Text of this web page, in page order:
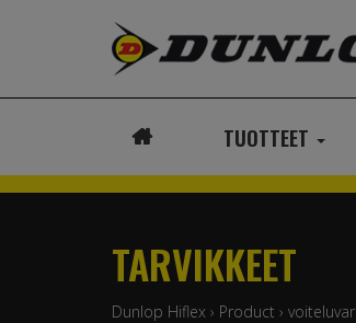
TUOTTEET
TARVIKKEET
Dunlop Hiflex › Product ›